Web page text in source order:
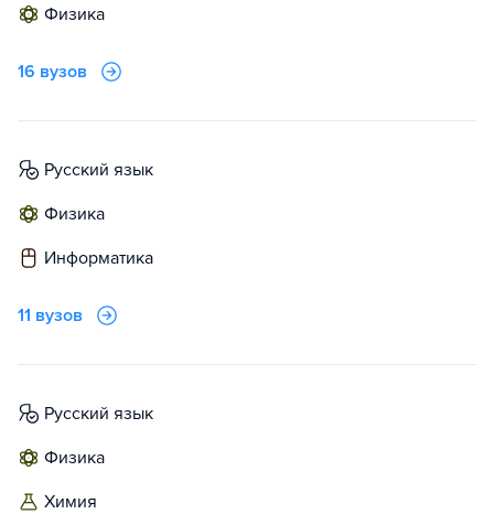
физика
16 вузов
русский язык
физика
информатика
11 вузов
русский язык
физика
химия